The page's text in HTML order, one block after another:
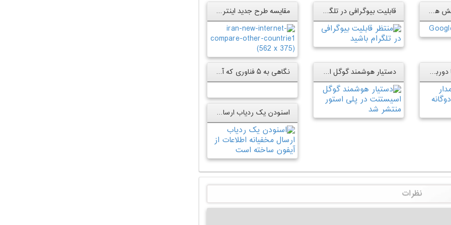
گوگل به دنبال کاهش هرچه بیشتر تبلیغات آزاردهنده اینترنتی است قابلیت بیوگرافی در تلگرام مقایسه طرح جدید اینترنت در ایران با برخی کشورهای دنیا
پرچم‎دار نوکیا ۸ با دوربین دوگانه منتشر شد دستیار هوشمند گوگل اسیستنت در پلی استور منتشر شد نگاهی به ۵ فناوری که آینده‌ی ما را تغییر خواهند داد
اسنودن یک ردیاب ارسال مخفیانه اطلاعات از آیفون ساخته است
نظرات